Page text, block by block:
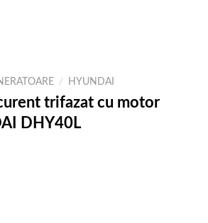
/ HYUNDAI
trifazat cu motor
DHY40L